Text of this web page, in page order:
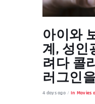
아이와
계, 성인
려다 콜
러그인
4 days ago In Movies